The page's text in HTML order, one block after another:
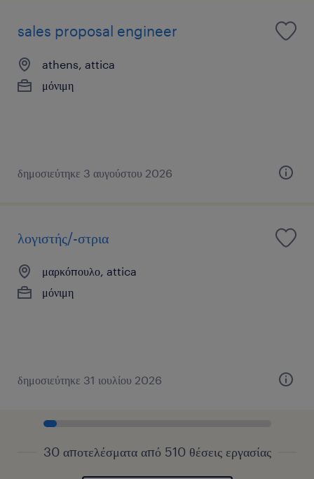
sales proposal engineer
athens, attica
μόνιμη
δημοσιεύτηκε 3 αυγούστου 2026
λογιστής/-στρια
μαρκόπουλο, attica
μόνιμη
δημοσιεύτηκε 31 ιουλίου 2026
30 αποτελέσματα από 510 θέσεις εργασίας